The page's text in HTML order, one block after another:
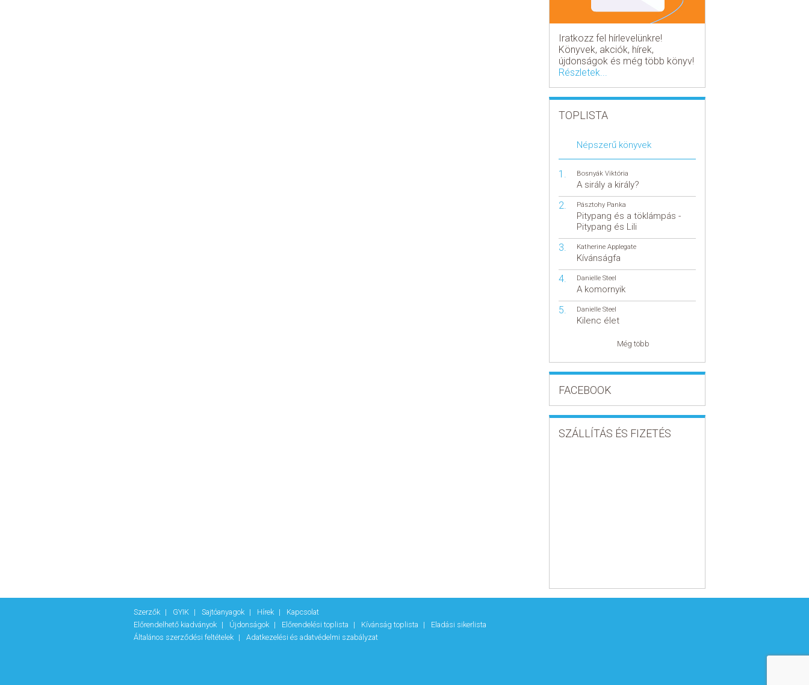
Iratkozz fel hírlevelünkre!
Könyvek, akciók, hírek,
újdonságok és még több könyv!
Részletek...
TOPLISTA
Népszerű könyvek
Bosnyák Viktória
A sirály a király?
Pásztohy Panka
Pitypang és a töklámpás -
Pitypang és Lili
Katherine Applegate
Kívánságfa
Danielle Steel
A komornyik
Danielle Steel
Kilenc élet
Még több
FACEBOOK
SZÁLLÍTÁS ÉS FIZETÉS
Szerzők GYIK Sajtóanyagok Hírek
Kapcsolat
Előrendelhető kiadványok
Újdonságok Előrendelési toplista Kívánság toplista
Eladási sikerlista
Általános szerződési feltételek
Adatkezelési és adatvédelmi szabályzat